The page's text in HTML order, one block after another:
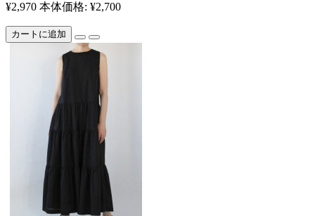
¥2,970 本体価格: ¥2,700
カートに追加